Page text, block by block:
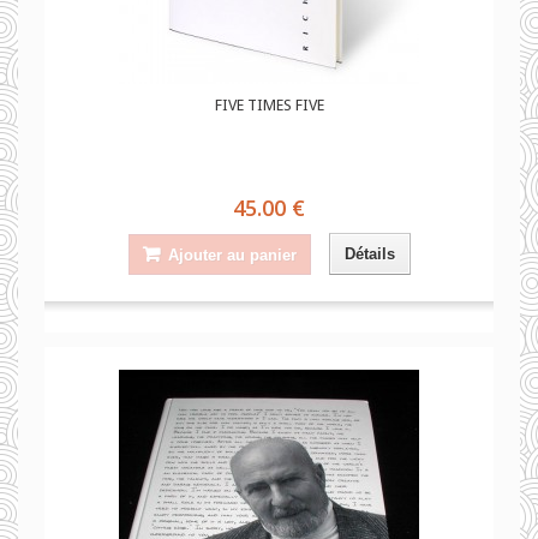
FIVE TIMES FIVE
45.00 €
Ajouter au panier Détails